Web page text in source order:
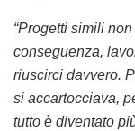
“Progetti simili
conseguenza,
riuscirci davvero.
si accartocciava,
tutto è diventato